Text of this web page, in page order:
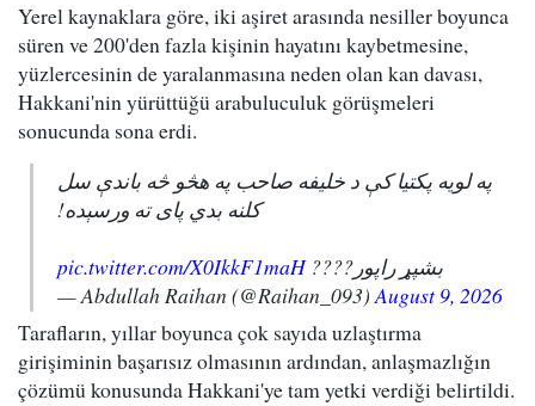
Yerel kaynaklara göre, iki aşiret arasında nesiller boyunca
süren ve 200'den fazla kişinin hayatını kaybetmesine,
yüzlercesinin de yaralanmasına neden olan kan davası,
Hakkani'nin yürüttüğü arabuluculuk görüşmeleri
sonucunda sona erdi.
په لویه پکتیا کې د خلیفه صاحب په هڅو څه باندې سل
کلنه بدي پای ته ورسېده!
بشپړ راپور????pic.twitter.com/X0IkkF1maH
— Abdullah Raihan (@Raihan_093)August 9, 2026
Tarafların, yıllar boyunca çok sayıda uzlaştırma
girişiminin başarısız olmasının ardından, anlaşmazlığın
çözümü konusunda Hakkani'ye tam yetki verdiği belirtildi.